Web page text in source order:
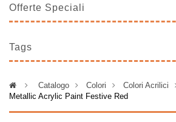
Offerte Speciali
Tags
> Catalogo > Colori > Colori Acrilici
Metallic Acrylic Paint Festive Red